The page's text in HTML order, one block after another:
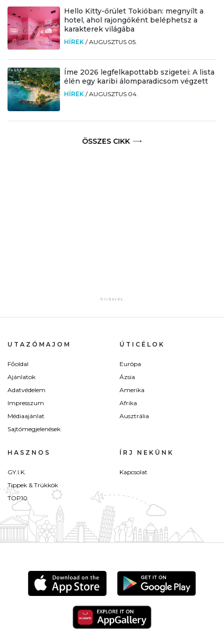
Hello Kitty-őrület Tokióban: megnyílt a
hotel, ahol rajongóként beléphetsz a
karakterek világába
HÍREK /AUGUSZTUS 05.
Íme 2026 legfelkapottabb szigetei: A lista
élén egy karibi álomparadicsom végzett
HÍREK /AUGUSZTUS 04.
ÖSSZES CIKK
UTAZÓMAJOM
Főoldal
Ajánlatok
Adatvédelem
Impresszum
Médiaajánlat
Sajtómegjelenések
ÚTICÉLOK
Európa
Ázsia
Amerika
Afrika
Ausztrália
HASZNOS
GY.I.K.
Tippek & Trükkök
TOP10
ÍRJ NEKÜNK
Kapcsolat